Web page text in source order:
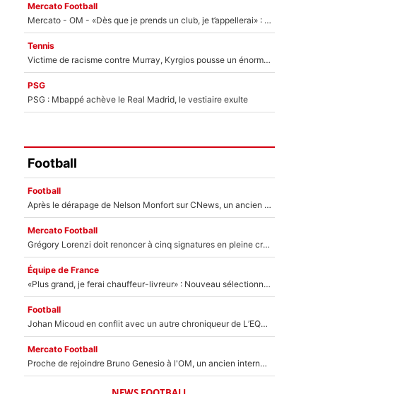
Mercato Football
Mercato - OM - «Dès que je prends un club, je t’appellerai» : La promesse de Marcelino au moment de claquer la porte
Tennis
Victime de racisme contre Murray, Kyrgios pousse un énorme coup de gueule !
PSG
PSG : Mbappé achève le Real Madrid, le vestiaire exulte
Football
Football
Après le dérapage de Nelson Monfort sur CNews, un ancien journaliste de France Télévisions relance la polémique sur les incendies en Gironde
Mercato Football
Grégory Lorenzi doit renoncer à cinq signatures en pleine crise financière : L’IA propose sept noms à l’OM pour un mercato réussi... à seulement 5M€ !
Équipe de France
«Plus grand, je ferai chauffeur-livreur» : Nouveau sélectionneur des Bleus, Zinédine Zidane s’était imaginé un avenir très différent lorsqu'il était enfant
Football
Johan Micoud en conflit avec un autre chroniqueur de L’EQUIPE du Soir : «Pendant un moment, je ne les ai pas remis ensemble dans l'émission»
Mercato Football
Proche de rejoindre Bruno Genesio à l'OM, un ancien international français va finalement débarquer... sur RMC !